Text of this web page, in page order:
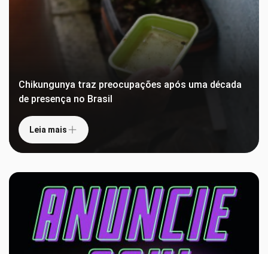
Chikungunya traz preocupações após uma década
de presença no Brasil
Leia mais